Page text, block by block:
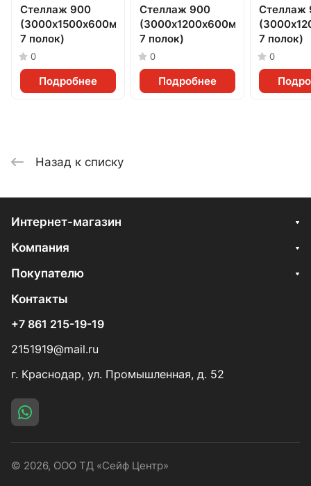
Стеллаж 900
(3000х1500х600мм,
7 полок)
0
Подробнее
Стеллаж 900
(3000х1200х600мм,
7 полок)
0
Подробнее
Стеллаж
7 полок)
0
Назад к списку
Интернет-магазин
Компания
Покупателю
Контакты
+7 861 215-19-19
2151919@mail.ru
г. Краснодар, ул. Промышленная, д. 52
© 2026, ООО ТД «Сейф Центр»